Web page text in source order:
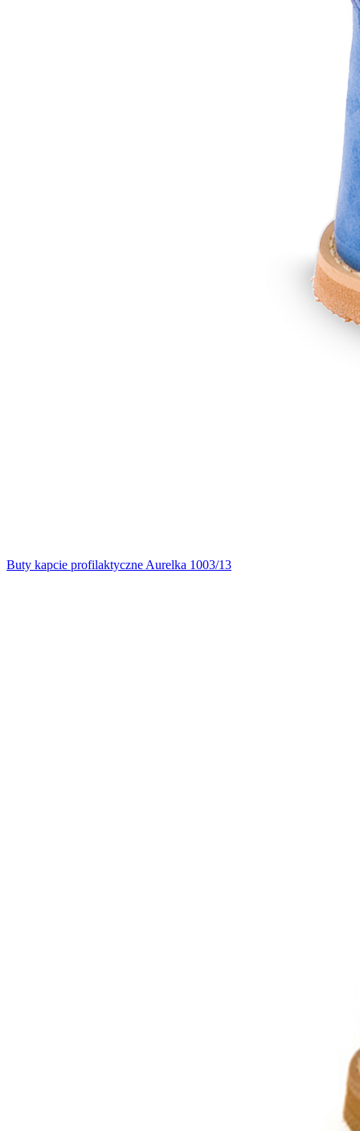
Buty kapcie profilaktyczne Aurelka 1003/13